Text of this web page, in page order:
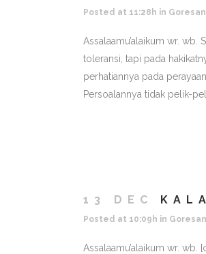
Posted at 11:28h in Goresan
Assalaamu’alaikum wr.
toleransi, tapi pada
perhatiannya pada
Persoalannya tidak pelik-
13 DEC
Posted at 10:09h in Goresan
Assalaamu’alaikum wr. wb.